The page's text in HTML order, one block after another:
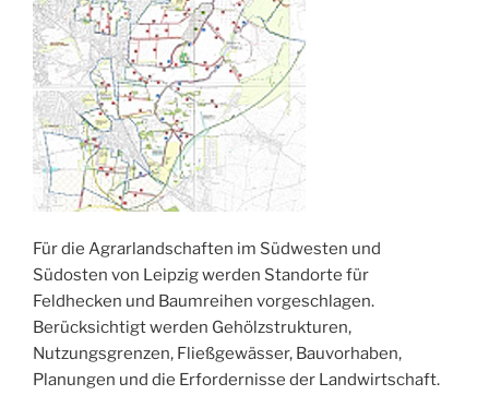
Für die Agrarlandschaften im Südwesten und
Südosten von Leipzig werden Standorte für
Feldhecken und Baumreihen vorgeschlagen.
Berücksichtigt werden Gehölzstrukturen,
Nutzungsgrenzen, Fließgewässer, Bauvorhaben,
Planungen und die Erfordernisse der Landwirtschaft.